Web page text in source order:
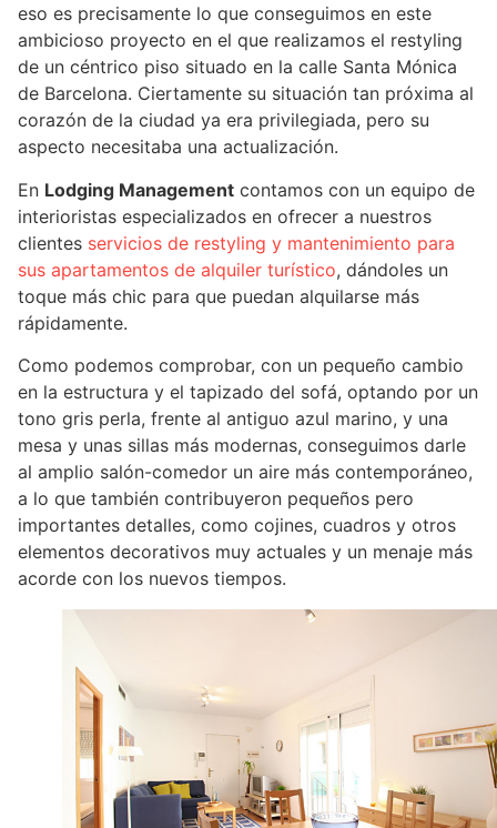
eso es precisamente lo que conseguimos en este
ambicioso proyecto en el que realizamos el restyling
de un céntrico piso situado en la calle Santa Mónica
de Barcelona. Ciertamente su situación tan próxima al
corazón de la ciudad ya era privilegiada, pero su
aspecto necesitaba una actualización.
En Lodging Management contamos con un equipo de
interioristas especializados en ofrecer a nuestros
clientes servicios de restyling y mantenimiento para
sus apartamentos de alquiler turístico, dándoles un
toque más chic para que puedan alquilarse más
rápidamente.
Como podemos comprobar, con un pequeño cambio
en la estructura y el tapizado del sofá, optando por un
tono gris perla, frente al antiguo azul marino, y una
mesa y unas sillas más modernas, conseguimos darle
al amplio salón-comedor un aire más contemporáneo,
a lo que también contribuyeron pequeños pero
importantes detalles, como cojines, cuadros y otros
elementos decorativos muy actuales y un menaje más
acorde con los nuevos tiempos.